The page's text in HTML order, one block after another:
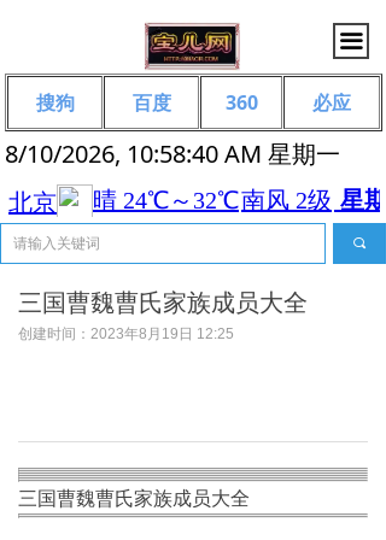
끀
8/10/2026, 10:58:40 AM 星期一
끠
搜狗 百度 360 必应
三国曹魏曹氏家族成员大全
创建时间： 2023年8月19日 12:25
三国曹魏曹氏家族成员大全